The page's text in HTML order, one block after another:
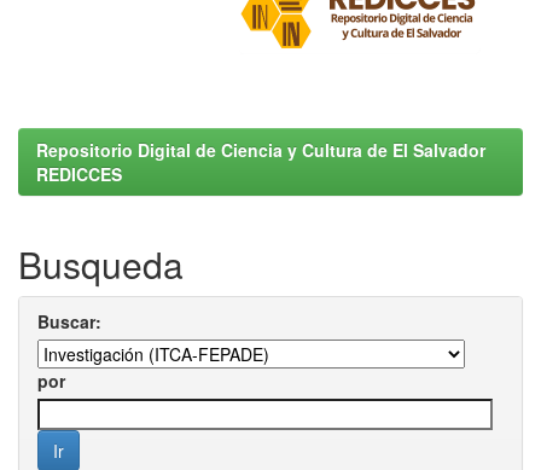
Repositorio Digital de Ciencia y Cultura de El Salvador
REDICCES
Busqueda
Buscar:
por